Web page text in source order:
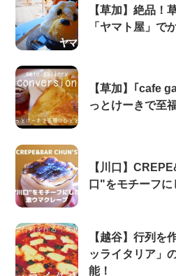
【草加】絶品！
「ヤマト屋」で
【草加】｢cafe
っとけーきで至
【川口】
口"をモチーフに
【越谷】行列を
ッライタリア」
能！